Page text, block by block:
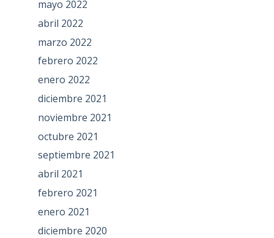
mayo 2022
abril 2022
marzo 2022
febrero 2022
enero 2022
diciembre 2021
noviembre 2021
octubre 2021
septiembre 2021
abril 2021
febrero 2021
enero 2021
diciembre 2020